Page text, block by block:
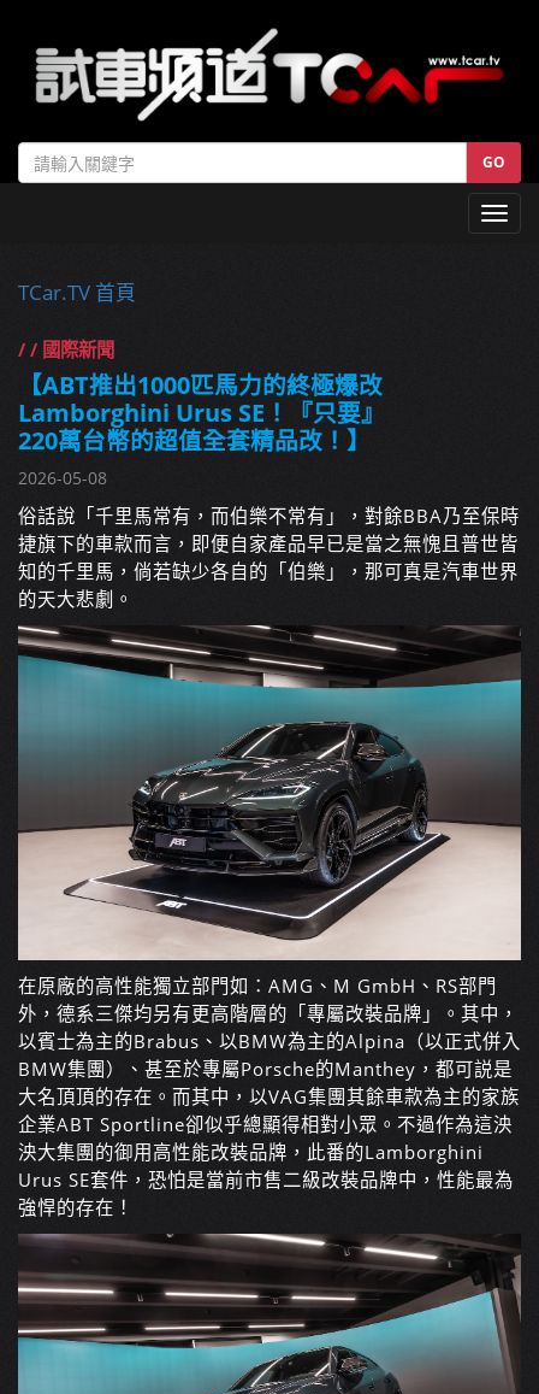
GO
TCar.TV 首頁
/ / 國際新聞
【ABT推出1000匹馬力的終極爆改
Lamborghini Urus SE！『只要』
220萬台幣的超值全套精品改！】
2026-05-08
俗話說「千里馬常有，而伯樂不常有」，對餘BBA乃至保時
捷旗下的車款而言，即便自家產品早已是當之無愧且普世皆
知的千里馬，倘若缺少各自的「伯樂」，那可真是汽車世界
的天大悲劇。
在原廠的高性能獨立部門如：AMG、M GmbH、RS部門
外，德系三傑均另有更高階層的「專屬改裝品牌」。其中，
以賓士為主的Brabus、以BMW為主的Alpina（以正式併入
BMW集團）、甚至於專屬Porsche的Manthey，都可説是
大名頂頂的存在。而其中，以VAG集團其餘車款為主的家族
企業ABT Sportline卻似乎總顯得相對小眾。不過作為這泱
泱大集團的御用高性能改裝品牌，此番的Lamborghini
Urus SE套件，恐怕是當前市售二級改裝品牌中，性能最為
強悍的存在！